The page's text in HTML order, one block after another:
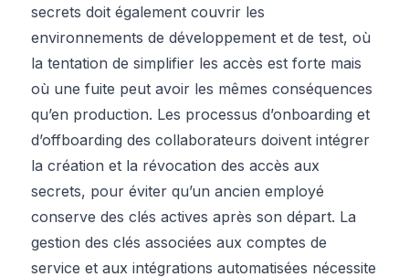
secrets doit également couvrir les
environnements de développement et de test, où
la tentation de simplifier les accès est forte mais
où une fuite peut avoir les mêmes conséquences
qu’en production. Les processus d’onboarding et
d’offboarding des collaborateurs doivent intégrer
la création et la révocation des accès aux
secrets, pour éviter qu’un ancien employé
conserve des clés actives après son départ. La
gestion des clés associées aux comptes de
service et aux intégrations automatisées nécessite